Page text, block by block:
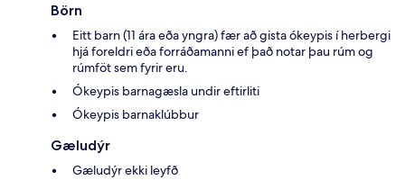
Börn
Eitt barn (11 ára eða yngra) fær að gista ókeypis í herbergi
hjá foreldri eða forráðamanni ef það notar þau rúm og
rúmföt sem fyrir eru.
Ókeypis barnagæsla undir eftirliti
Ókeypis barnaklúbbur
Gæludýr
Gæludýr ekki leyfð